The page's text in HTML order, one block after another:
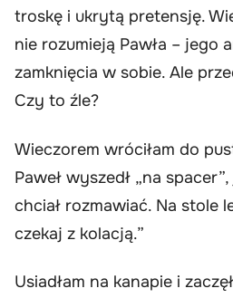
troskę i ukrytą pretensję.
nie rozumieją Pawła – jego
zamknięcia w sobie. Ale
Czy to źle?
Wieczorem wróciłam do
Paweł wyszedł „na
chciał rozmawiać. Na stole
czekaj z kolacją.”
Usiadłam na kanapie i